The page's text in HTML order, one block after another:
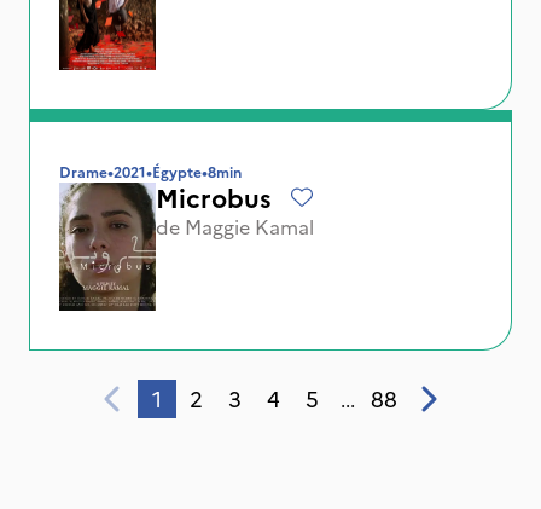
Drame•2021•Égypte•8min
Microbus
de Maggie Kamal
1 2 3 4 5 ... 88